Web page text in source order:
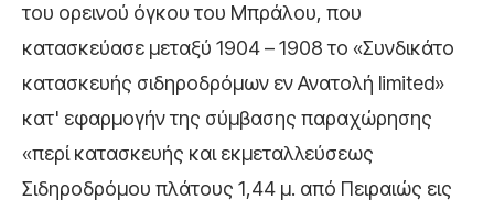
του ορεινού όγκου του Μπράλου, που
κατασκεύασε μεταξύ 1904 – 1908 το «Συνδικάτο
κατασκευής σιδηροδρόμων εν Ανατολή limited»
κατ' εφαρμογήν της σύμβασης παραχώρησης
«περί κατασκευής και εκμεταλλεύσεως
Σιδηροδρόμου πλάτους 1,44 μ. από Πειραιώς εις